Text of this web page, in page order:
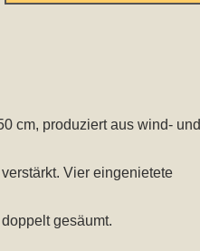
cm, produziert aus wind- und
Vier eingenietete
gesäumt.